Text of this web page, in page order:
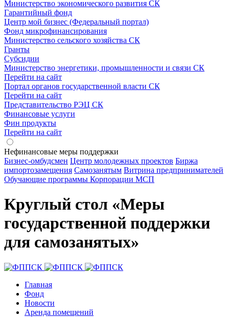
Министерство экономического развития СК
Гарантийный фонд
Центр мой бизнес (Федеральный портал)
Фонд микрофинансирования
Министерство сельского хозяйства СК
Гранты
Субсидии
Министерство энергетики, промышленности и связи СК
Перейти на сайт
Портал органов государственной власти СК
Перейти на сайт
Представительство РЭЦ СК
Финансовые услуги
Фин продукты
Перейти на сайт
Нефинансовые меры поддержки
Бизнес-омбудсмен Центр молодежных проектов Биржа
импортозамещения Cамозанятым Витрина предпринимателей
Обучающие программы Корпорации МСП
Круглый стол «Меры
государственной поддержки
для самозанятых»
Главная
Фонд
Новости
Аренда помещений